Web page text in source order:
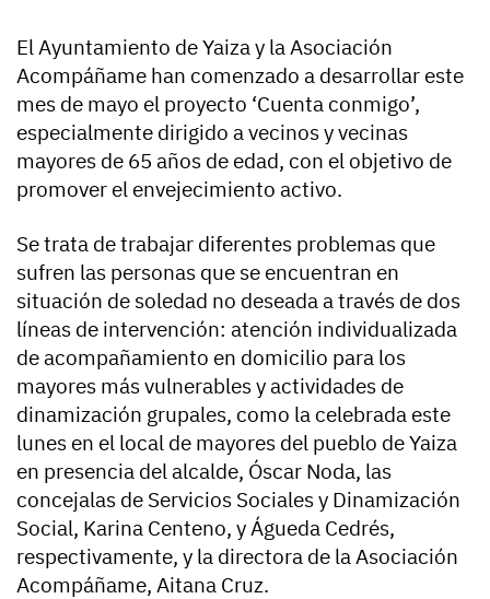
El Ayuntamiento de Yaiza y la Asociación
Acompáñame han comenzado a desarrollar este
mes de mayo el proyecto ‘Cuenta conmigo’,
especialmente dirigido a vecinos y vecinas
mayores de 65 años de edad, con el objetivo de
promover el envejecimiento activo.
Se trata de trabajar diferentes problemas que
sufren las personas que se encuentran en
situación de soledad no deseada a través de dos
líneas de intervención: atención individualizada
de acompañamiento en domicilio para los
mayores más vulnerables y actividades de
dinamización grupales, como la celebrada este
lunes en el local de mayores del pueblo de Yaiza
en presencia del alcalde, Óscar Noda, las
concejalas de Servicios Sociales y Dinamización
Social, Karina Centeno, y Águeda Cedrés,
respectivamente, y la directora de la Asociación
Acompáñame, Aitana Cruz.